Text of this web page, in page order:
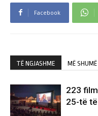
Facebook
TË NGJASHME MË
223
25-të